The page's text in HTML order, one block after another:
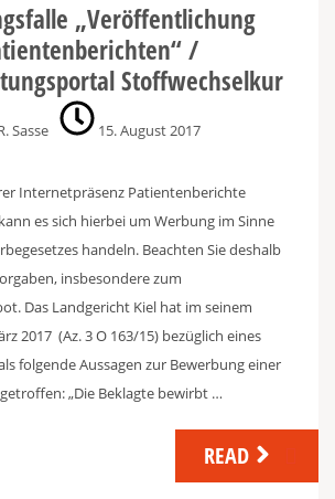
„Veröffentlichung
/
Stoffwechselkur
Sasse 15. August 2017
Internetpräsenz Patientenberichte
es sich hierbei um Werbung im Sinne
handeln. Beachten Sie deshalb
insbesondere zum
Das Landgericht Kiel hat im seinem
2017 (Az. 3 O 163/15) bezüglich eines
folgende Aussagen zur Bewerbung einer
„Die Beklagte bewirbt …
READ